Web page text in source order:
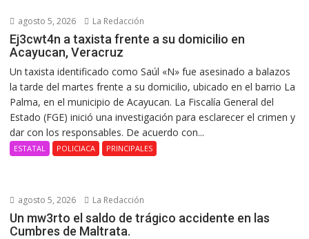
agosto 5, 2026 La Redacción
Ej3cwt4n a taxista frente a su domicilio en
Acayucan, Veracruz
Un taxista identificado como Saúl «N» fue asesinado a balazos
la tarde del martes frente a su domicilio, ubicado en el barrio La
Palma, en el municipio de Acayucan. La Fiscalía General del
Estado (FGE) inició una investigación para esclarecer el crimen y
dar con los responsables. De acuerdo con...
ESTATAL POLICIACA PRINCIPALES
agosto 5, 2026 La Redacción
Un mw3rto el saldo de trágico accidente en las
Cumbres de Maltrata.